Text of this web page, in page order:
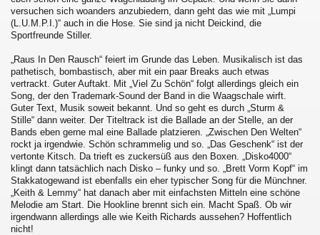
versuchen sich woanders anzubiedern, dann geht das wie mit „Lumpi
(L.U.M.P.I.)“ auch in die Hose. Sie sind ja nicht Deickind, die
Sportfreunde Stiller.
„Raus In Den Rausch“ feiert im Grunde das Leben. Musikalisch ist das
pathetisch, bombastisch, aber mit ein paar Breaks auch etwas
vertrackt. Guter Auftakt. Mit „Viel Zu Schön“ folgt allerdings gleich ein
Song, der den Trademark-Sound der Band in die Waagschale wirft.
Guter Text, Musik soweit bekannt. Und so geht es durch „Sturm &
Stille“ dann weiter. Der Titeltrack ist die Ballade an der Stelle, an der
Bands eben gerne mal eine Ballade platzieren. „Zwischen Den Welten“
rockt ja irgendwie. Schön schrammelig und so. „Das Geschenk“ ist der
vertonte Kitsch. Da trieft es zuckersüß aus den Boxen. „Disko4000“
klingt dann tatsächlich nach Disko – funky und so. „Brett Vorm Kopf“ im
Stakkatogewand ist ebenfalls ein eher typischer Song für die Münchner.
„Keith & Lemmy“ hat danach aber mit einfachsten Mitteln eine schöne
Melodie am Start. Die Hookline brennt sich ein. Macht Spaß. Ob wir
irgendwann allerdings alle wie Keith Richards aussehen? Hoffentlich
nicht!